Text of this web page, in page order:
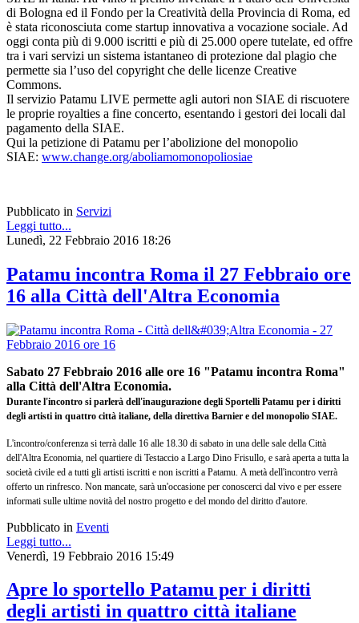
di Bologna ed il Fondo per la Creatività della Provincia di Roma, ed
è stata riconosciuta come startup innovativa a vocazione sociale. Ad
oggi conta più di 9.000 iscritti e più di 25.000 opere tutelate, ed offre
tra i vari servizi un sistema istantaneo di protezione dal plagio che
permette sia l’uso del copyright che delle licenze Creative
Commons.
Il servizio Patamu LIVE permette agli autori non SIAE di riscuotere
le proprie royalties a fine concerto, esentando i gestori dei locali dal
pagamento della SIAE.
Qui la petizione di Patamu per l’abolizione del monopolio
SIAE: www.change.org/aboliamomonopoliosiae
Pubblicato in Servizi
Leggi tutto...
Lunedì, 22 Febbraio 2016 18:26
Patamu incontra Roma il 27 Febbraio ore
16 alla Città dell'Altra Economia
Sabato 27 Febbraio 2016 alle ore 16 "Patamu incontra Roma"
alla Città dell'Altra Economia.
Durante l'incontro si parlerà dell'inaugurazione degli Sportelli Patamu per i diritti
degli artisti in quattro città italiane, della direttiva Barnier e del monopolio SIAE.
L'incontro/conferenza si terrà dalle 16 alle 18.30 di sabato in una delle sale della Città
dell'Altra Economia, nel quartiere di Testaccio a Largo Dino Frisullo, e sarà aperta a tutta la
società civile ed a tutti gli artisti iscritti e non iscritti a Patamu. A metà dell'incontro verrà
offerto un rinfresco. Non mancate, sarà un'occasione per conoscerci dal vivo e per essere
informati sulle ultime novità del nostro progetto e del mondo del diritto d'autore.
Pubblicato in Eventi
Leggi tutto...
Venerdì, 19 Febbraio 2016 15:49
Apre lo sportello Patamu per i diritti
degli artisti in quattro città italiane